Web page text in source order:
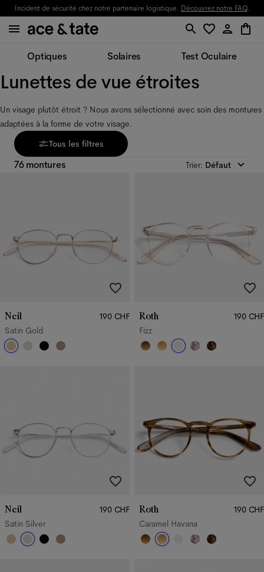
Incident de sécurité chez notre partenaire logistique. Découvrez notre FAQ.
Optiques Solaires Test Oculaire
Lunettes de vue étroites
Un visage plutôt étroit ? Nous avons sélectionné avec soin des montures
adaptées à la forme de votre visage.
Tous les filtres
76 montures Trier: Défaut
Neil
190 CHF
Satin Gold
Roth
190 CHF
Fizz
Neil
190 CHF
Satin Silver
Roth
190 CHF
Caramel Havana